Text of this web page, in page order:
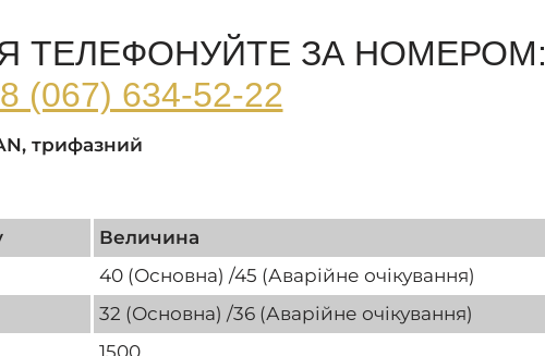
ТЕЛЕФОНУЙТЕ ЗА НОМЕРОМ:
(067) 634-52-22
трифазний
Величина
40 (Основна) /45 (Аварійне очікування)
32 (Основна) /36 (Аварійне очікування)
1500